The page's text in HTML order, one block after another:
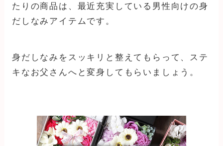
たりの商品は、最近充実している男性向けの身
だしなみアイテムです。
身だしなみをスッキリと整えてもらって、ステ
キなお父さんへと変身してもらいましょう。